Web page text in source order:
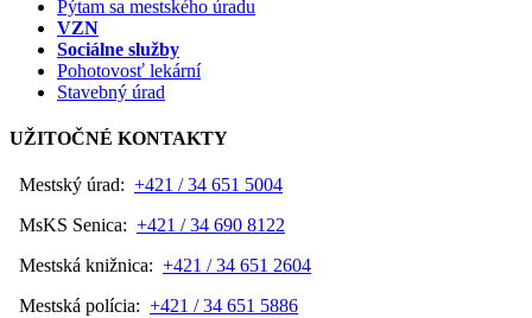
Pýtam sa mestského úradu
VZN
Sociálne služby
Pohotovosť lekární
Stavebný úrad
UŽITOČNÉ KONTAKTY
Mestský úrad: +421 / 34 651 5004
MsKS Senica: +421 / 34 690 8122
Mestská knižnica: +421 / 34 651 2604
Mestská polícia: +421 / 34 651 5886